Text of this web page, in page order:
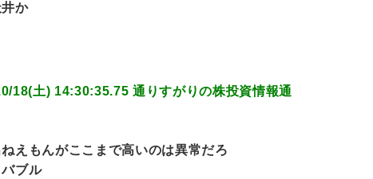
か
18(土) 14:30:35.75 通りすがりの株投資情報通
えもんがここまで高いのは異常だろ
ブル